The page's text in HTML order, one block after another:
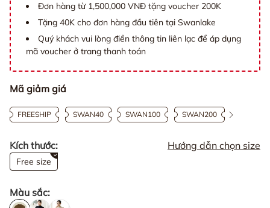
Đơn hàng từ 1,500,000 VNĐ tặng voucher 200K
Tặng 40K cho đơn hàng đầu tiên tại Swanlake
Quý khách vui lòng điền thông tin liên lạc để áp dụng
mã voucher ở trang thanh toán
Mã giảm giá
FREESHIP SWAN40 SWAN100 SWAN200
Kích thước: Hướng dẫn chọn size
Free size
Màu sắc: